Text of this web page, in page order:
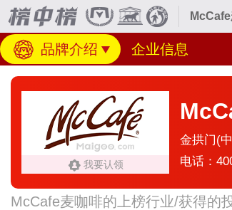
品牌介绍 企业信息
我要认领
金拱门(
电话：
McCafe麦咖啡的上榜行业/获得的